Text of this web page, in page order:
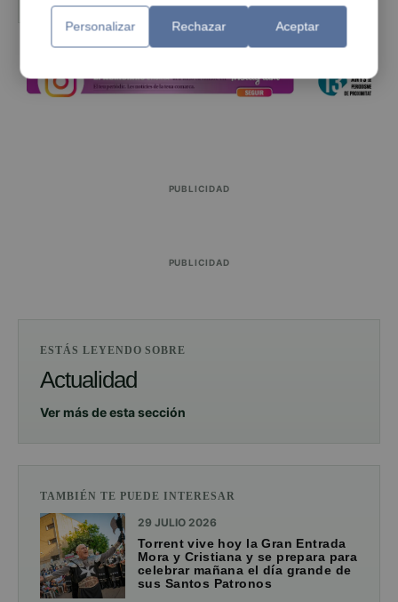
Alaquàs festividad patrón Alaquàs Porrat 2022
PUBLICIDAD
PUBLICIDAD
ESTÁS LEYENDO SOBRE
Actualidad
Ver más de esta sección
TAMBIÉN TE PUEDE INTERESAR
29 JULIO 2026
Torrent vive hoy la Gran Entrada
Mora y Cristiana y se prepara para
celebrar mañana el día grande de
sus Santos Patronos
Personalizar Rechazar Aceptar